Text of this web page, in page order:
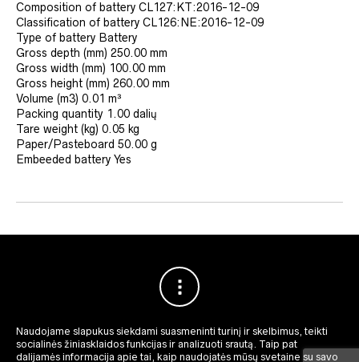
Composition of battery CL127:KT:2016-12-09
Classification of battery CL126:NE:2016-12-09
Type of battery Battery
Gross depth (mm) 250.00 mm
Gross width (mm) 100.00 mm
Gross height (mm) 260.00 mm
Volume (m3) 0.01 m³
Packing quantity 1.00 dalių
Tare weight (kg) 0.05 kg
Paper/Pasteboard 50.00 g
Embeeded battery Yes
Naudojame slapukus siekdami suasmeninti turinį ir skelbimus, teikti
socialinės žiniasklaidos funkcijas ir analizuoti srautą. Taip pat
dalijamės informacija apie tai, kaip naudojatės mūsų svetaine su savo